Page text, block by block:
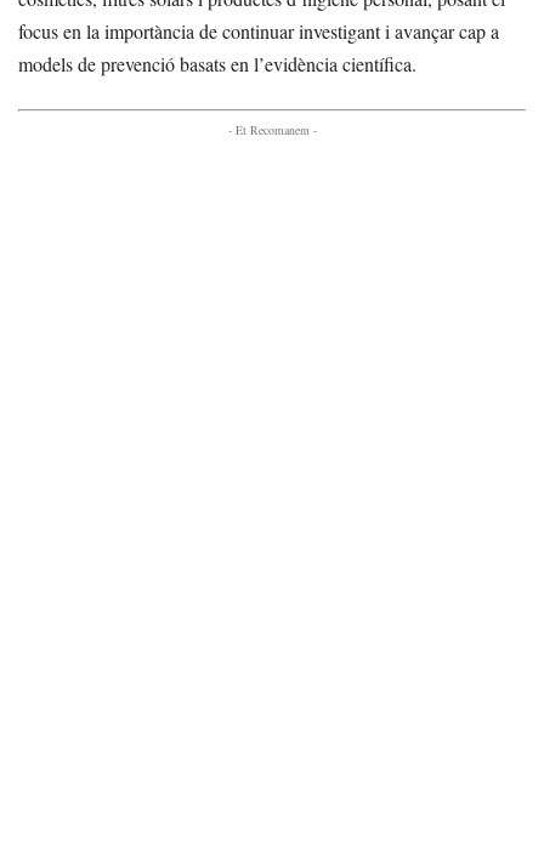
focus en la importància de continuar investigant i avançar cap a
models de prevenció basats en l’evidència científica.
- Et Recomanem -